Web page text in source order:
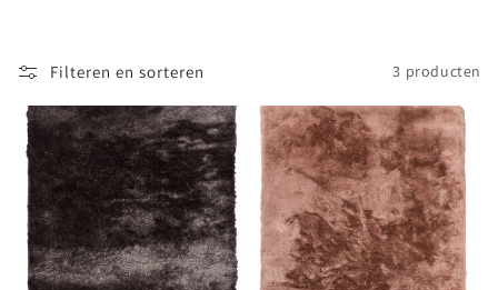
Filteren en sorteren 3 producten